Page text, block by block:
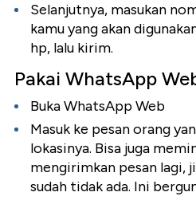
Selanjutnya, masukan
kamu yang akan
hp, lalu kirim.
Pakai WhatsApp
Buka WhatsApp Web
Masuk ke pesan orang
lokasinya. Bisa juga
mengirimkan pesan lagi,
sudah tidak ada. Ini